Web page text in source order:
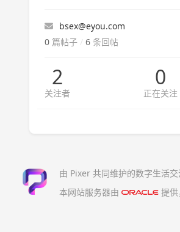
bsex@eyou.com
0 篇帖子 / 6 条回帖
2
关注者
0
正在关注
由 Pixer 共同维护的数字生活
本网站服务器由
提供